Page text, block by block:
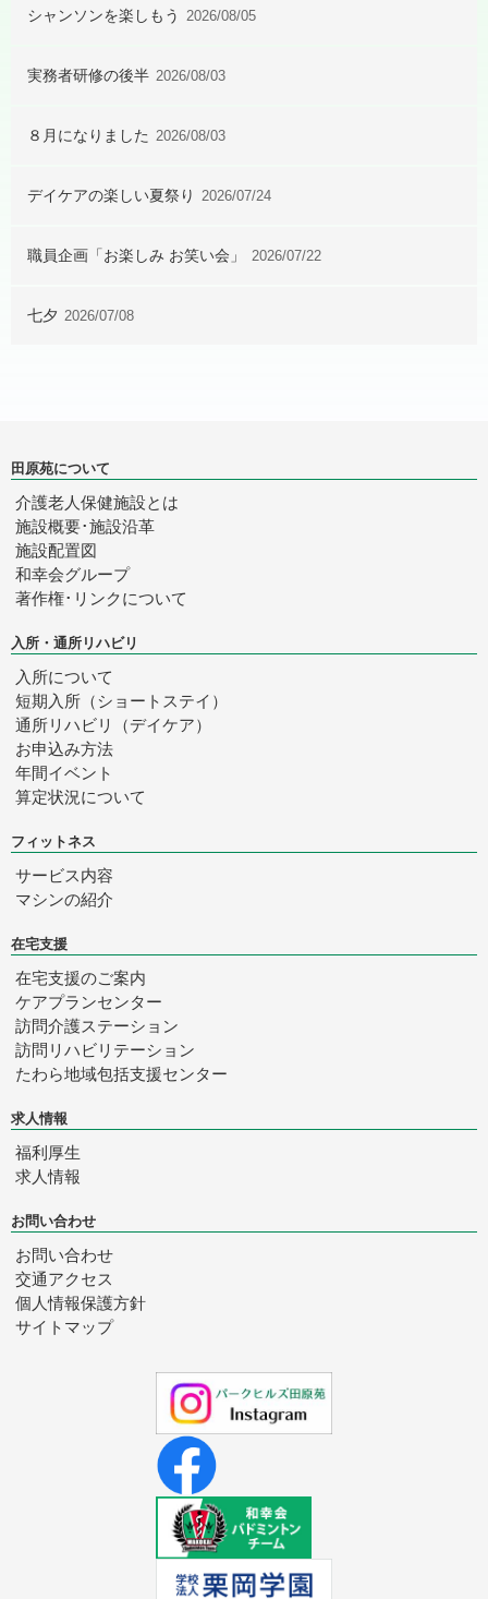
シャンソンを楽しもう 2026/08/05
実務者研修の後半 2026/08/03
８月になりました 2026/08/03
デイケアの楽しい夏祭り 2026/07/24
職員企画「お楽しみ お笑い会」 2026/07/22
七夕 2026/07/08
田原苑について
介護老人保健施設とは
施設概要･施設沿革
施設配置図
和幸会グループ
著作権･リンクについて
入所・通所リハビリ
入所について
短期入所（ショートステイ）
通所リハビリ（デイケア）
お申込み方法
年間イベント
算定状況について
フィットネス
サービス内容
マシンの紹介
在宅支援
在宅支援のご案内
ケアプランセンター
訪問介護ステーション
訪問リハビリテーション
たわら地域包括支援センター
求人情報
福利厚生
求人情報
お問い合わせ
お問い合わせ
交通アクセス
個人情報保護方針
サイトマップ